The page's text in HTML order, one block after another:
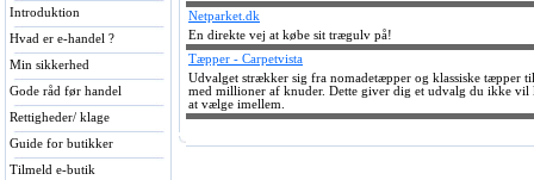
Introduktion
Hvad er e-handel ?
Min sikkerhed
Gode råd før handel
Rettigheder/ klage
Guide for butikker
Tilmeld e-butik
Netparket.dk
En direkte vej at købe sit trægulv på!
Tæpper - Carpetvista
Udvalget strækker sig fra nomadetæpper og klassiske tæpper
med millioner af knuder. Dette giver dig et udvalg du ikke vil
at vælge imellem.